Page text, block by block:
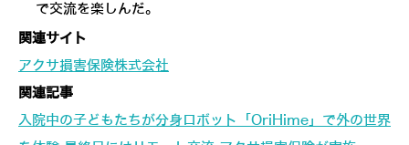
で交流を楽しんだ。
関連サイト
アクサ損害保険株式会社
関連記事
入院中の子どもたちが分身ロボット「OriHime」で外の世界